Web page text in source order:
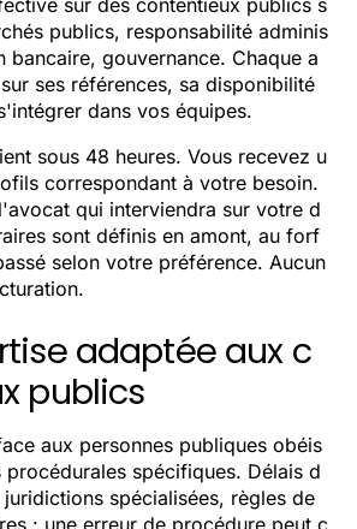
sur des contentieux publics s
publics, responsabilité adminis
bancaire, gouvernance. Chaque a
ses références, sa disponibilité
dans vos équipes.
sous 48 heures. Vous recevez u
correspondant à votre besoin.
qui interviendra sur votre d
sont définis en amont, au forf
selon votre préférence. Aucun
adaptée aux c
publics
aux personnes publiques obéis
procédurales spécifiques. Délais d
spécialisées, règles de